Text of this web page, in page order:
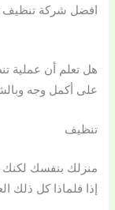
افضل شركة تنظيف
هل تعلم أن عملية
على أكمل وجه
تنظيف
منزلك بنفسك
إذا فلماذا كل ذلك